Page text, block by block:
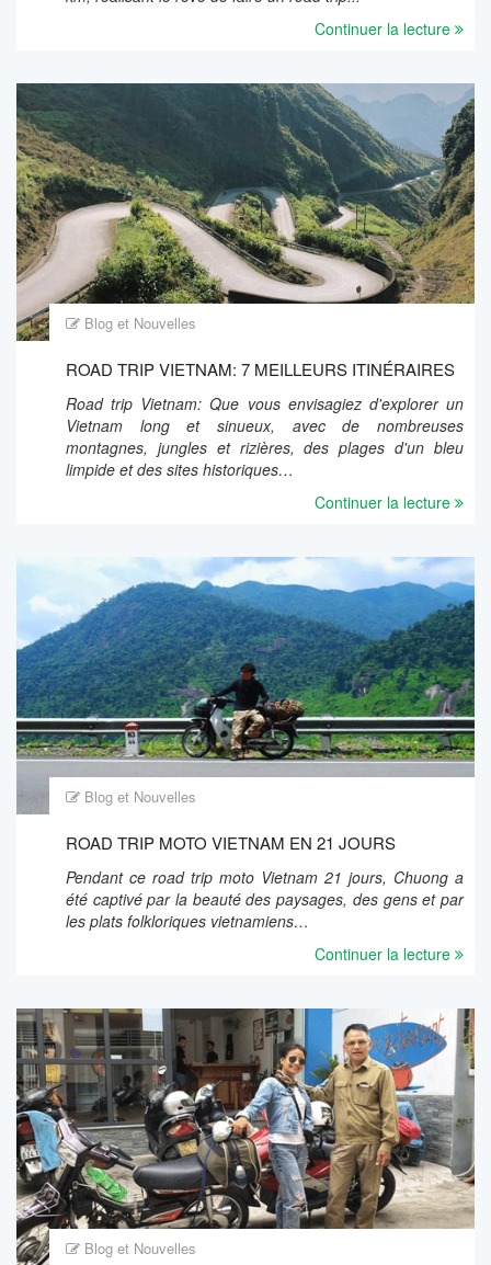
Continuer la lecture
Blog et Nouvelles
ROAD TRIP VIETNAM: 7 MEILLEURS ITINÉRAIRES
Road trip Vietnam: Que vous envisagiez d'explorer un
Vietnam long et sinueux, avec de nombreuses
montagnes, jungles et rizières, des plages d'un bleu
limpide et des sites historiques…
Continuer la lecture
Blog et Nouvelles
ROAD TRIP MOTO VIETNAM EN 21 JOURS
Pendant ce road trip moto Vietnam 21 jours, Chuong a
été captivé par la beauté des paysages, des gens et par
les plats folkloriques vietnamiens…
Continuer la lecture
Blog et Nouvelles